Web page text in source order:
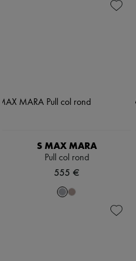
S MAX MARA
Pull col rond
555 €